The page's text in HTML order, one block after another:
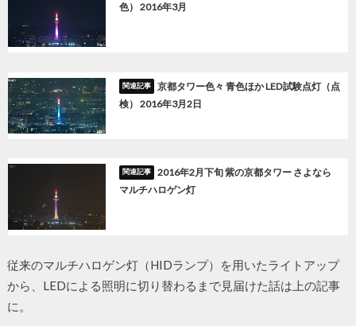
色） 2016年3月
京都タワー色々 青色ほか LED試験点灯（点
検） 2016年3月2日
2016年2月下旬 紫の京都タワー さよなら
マルチハロゲン灯
従来のマルチハロゲン灯（HIDランプ）を用いたライトアップ
から、LEDによる照明に切り替わるまで見届けた話は上の記事
に。